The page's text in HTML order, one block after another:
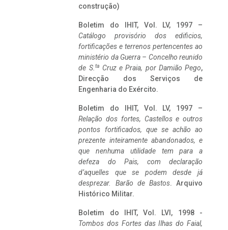
construção)
Boletim do IHIT, Vol. LV, 1997 –
Catálogo provisório dos edificios,
fortificações e terrenos pertencentes ao
ministério da Guerra – Concelho reunido
de S. ta Cruz e Praia, por Damião Pego,
Direcção dos Serviços de
Engenharia do Exército.
Boletim do IHIT, Vol. LV, 1997 –
Relação dos fortes, Castellos e outros
pontos fortificados, que se achão ao
prezente inteiramente abandonados, e
que nenhuma utilidade tem para a
defeza do Pais, com declaração
d’aquelles que se podem desde já
desprezar. Barão de Bastos. Arquivo
Histórico Militar.
Boletim do IHIT, Vol. LVI, 1998 -
Tombos dos Fortes das Ilhas do Faial,